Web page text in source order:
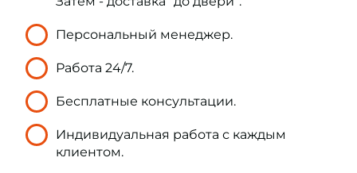
Персональный менеджер.
Работа 24/7.
Бесплатные консультации.
Индивидуальная работа с каждым
клиентом.